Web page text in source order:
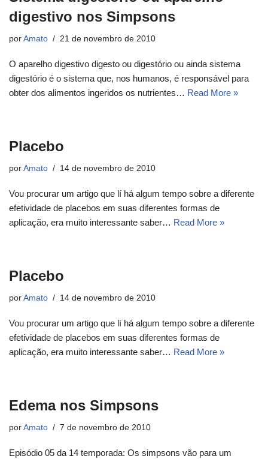
digestivo nos Simpsons
por Amato 21 de novembro de 2010
O aparelho digestivo digesto ou digestório ou ainda sistema
digestório é o sistema que, nos humanos, é responsável para
obter dos alimentos ingeridos os nutrientes… Read More »
Placebo
por Amato 14 de novembro de 2010
Vou procurar um artigo que lí há algum tempo sobre a diferente
efetividade de placebos em suas diferentes formas de
aplicação, era muito interessante saber… Read More »
Placebo
por Amato 14 de novembro de 2010
Vou procurar um artigo que lí há algum tempo sobre a diferente
efetividade de placebos em suas diferentes formas de
aplicação, era muito interessante saber… Read More »
Edema nos Simpsons
por Amato 7 de novembro de 2010
Episódio 05 da 14 temporada: Os simpsons vão para um